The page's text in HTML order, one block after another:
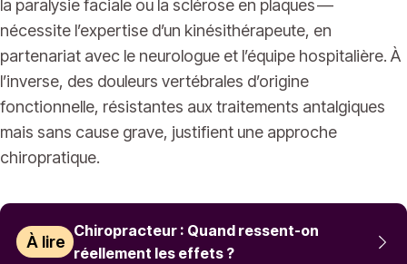
la paralysie faciale ou la sclérose en plaques —
nécessite l’expertise d’un kinésithérapeute, en
partenariat avec le neurologue et l’équipe hospitalière. À
l’inverse, des douleurs vertébrales d’origine
fonctionnelle, résistantes aux traitements antalgiques
mais sans cause grave, justifient une approche
chiropratique.
À lire
Chiropracteur : Quand ressent-on
réellement les effets ?